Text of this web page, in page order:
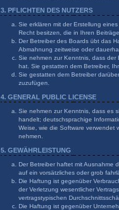
3. PFLICHTEN DES NUTZERS
Sie erklären mit der Erstellung
Recht besitzen, die in Ihren
Der Betreiber des Boards übt das
Abmahnung zeitweise oder
Sie nehmen zur Kenntnis, dass der
hat. Sie gestatten dem Betreiber,
Sie gestatten dem Betreiber
zuzufügen.
4. GENERAL PUBLIC LICENSE
Sie nehmen zur Kenntnis, dass es
handelt; deutschsprachige
Weise, wie die Software verwendet
nehmen.
5. GEWÄHRLEISTUNG
Der Betreiber haftet mit Ausnahme
auf ein vorsätzliches oder grob
Die Haftung ist gegenüber
der Verletzung wesentlicher
vertragstypischen
Die Haftung ist gegenüber